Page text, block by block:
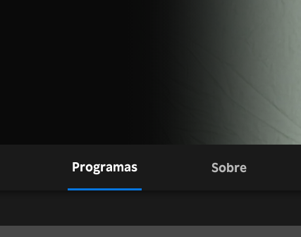
Programas Sobre